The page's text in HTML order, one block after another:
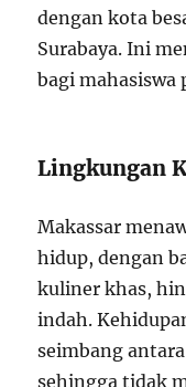
dengan kota
Surabaya. Ini
bagi mahasiswa
Lingkungan
Makassar
hidup, dengan
kuliner khas,
indah.
seimbang
sehingga tidak